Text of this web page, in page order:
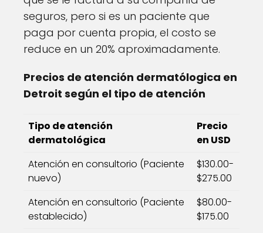
seguros, pero si es un paciente que
paga por cuenta propia, el costo se
reduce en un 20% aproximadamente.
Precios de atención dermatólogica en
Detroit según el tipo de atención
Tipo de atención
dermatológica
Precio
en USD
Atención en consultorio (Paciente
nuevo)
$130.00-
$275.00
Atención en consultorio (Paciente
establecido)
$80.00-
$175.00